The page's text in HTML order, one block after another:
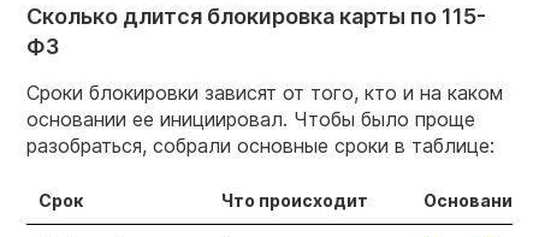
Сколько длится блокировка карты по 115-
ФЗ
Сроки блокировки зависят от того, кто и на каком
основании ее инициировал. Чтобы было проще
разобраться, собрали основные сроки в таблице:
Срок Что происходит Основание